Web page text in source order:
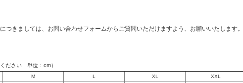
きましては、お問い合わせフォームからご質問いただけますよう、お願いいたします。
ださい 単位：cm）
M L XL
XXL